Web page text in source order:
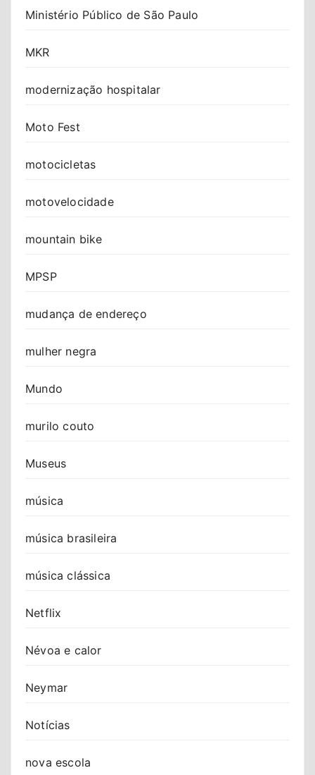
Ministério Público de São Paulo
MKR
modernização hospitalar
Moto Fest
motocicletas
motovelocidade
mountain bike
MPSP
mudança de endereço
mulher negra
Mundo
murilo couto
Museus
música
música brasileira
música clássica
Netflix
Névoa e calor
Neymar
Notícias
nova escola